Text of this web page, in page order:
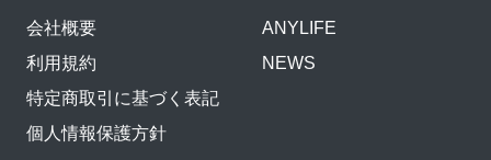
会社概要
利用規約
特定商取引に基づく表記
個人情報保護方針
ANYLIFE
NEWS